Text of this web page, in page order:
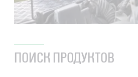
ПОИСК ПРОДУКТОВ